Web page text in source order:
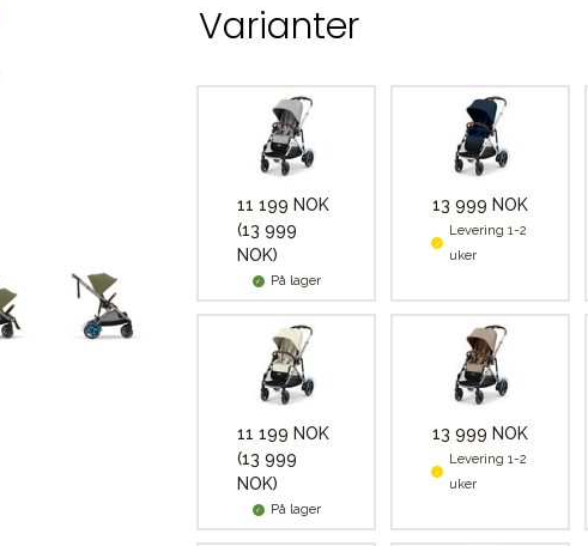
Varianter
11 199 NOK
(13 999
NOK)
På lager
13 999 NOK
Levering 1-2
uker
11 199 NOK
(13 999
NOK)
På lager
13 999 NOK
Levering 1-2
uker